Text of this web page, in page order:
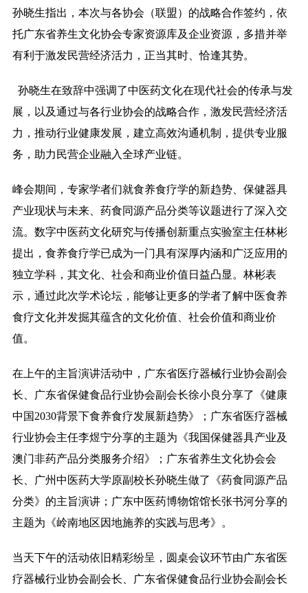
孙晓生指出，本次与各协会（联盟）的战略合作签约，依
托广东省养生文化协会专家资源库及企业资源，多措并举
有利于激发民营经济活力，正当其时、恰逢其势。
孙晓生在致辞中强调了中医药文化在现代社会的传承与发
展，以及通过与各行业协会的战略合作，激发民营经济活
力，推动行业健康发展，建立高效沟通机制，提供专业服
务，助力民营企业融入全球产业链。
峰会期间，专家学者们就食养食疗学的新趋势、保健器具
产业现状与未来、药食同源产品分类等议题进行了深入交
流。数字中医药文化研究与传播创新重点实验室主任林彬
提出，食养食疗学已成为一门具有深厚内涵和广泛应用的
独立学科，其文化、社会和商业价值日益凸显。林彬表
示，通过此次学术论坛，能够让更多的学者了解中医食养
食疗文化并发掘其蕴含的文化价值、社会价值和商业价
值。
在上午的主旨演讲活动中，广东省医疗器械行业协会副会
长、广东省保健食品行业协会副会长徐小良分享了《健康
中国2030背景下食养食疗发展新趋势》；广东省医疗器械
行业协会主任李煜宁分享的主题为《我国保健器具产业及
澳门非药产品分类服务介绍》；广东省养生文化协会会
长、广州中医药大学原副校长孙晓生做了《药食同源产品
分类》的主旨演讲；广东中医药博物馆馆长张书河分享的
主题为《岭南地区因地施养的实践与思考》。
当天下午的活动依旧精彩纷呈，圆桌会议环节由广东省医
疗器械行业协会副会长、广东省保健食品行业协会副会长